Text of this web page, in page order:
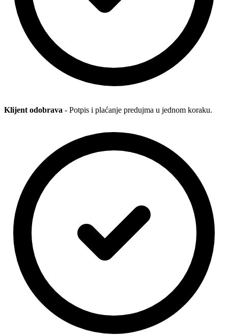
Klijent odobrava - Potpis i plaćanje predujma u jednom koraku.